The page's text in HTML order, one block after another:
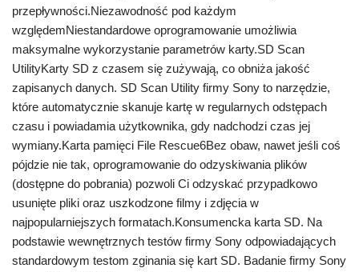
przepływności.Niezawodność pod każdym
względemNiestandardowe oprogramowanie umożliwia
maksymalne wykorzystanie parametrów karty.SD Scan
UtilityKarty SD z czasem się zużywają, co obniża jakość
zapisanych danych. SD Scan Utility firmy Sony to narzędzie,
które automatycznie skanuje kartę w regularnych odstępach
czasu i powiadamia użytkownika, gdy nadchodzi czas jej
wymiany.Karta pamięci File Rescue6Bez obaw, nawet jeśli coś
pójdzie nie tak, oprogramowanie do odzyskiwania plików
(dostępne do pobrania) pozwoli Ci odzyskać przypadkowo
usunięte pliki oraz uszkodzone filmy i zdjęcia w
najpopularniejszych formatach.Konsumencka karta SD. Na
podstawie wewnętrznych testów firmy Sony odpowiadających
standardowym testom zginania się kart SD. Badanie firmy Sony